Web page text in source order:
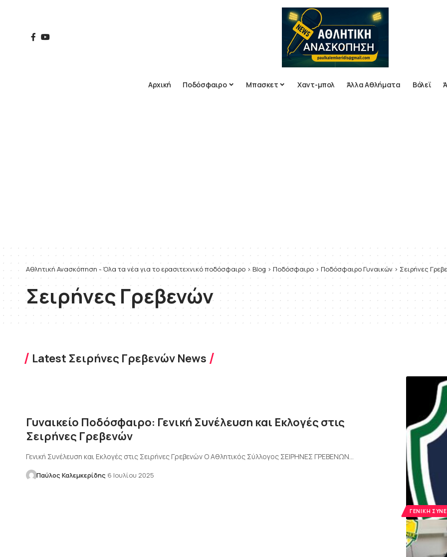
Αρχική Ποδόσφαιρο Μπασκετ Χαντ-μπολ Άλλα Αθλήματα Βόλεϊ
Αθλητική Ανασκόπηση - Όλα τα νέα για το ερασιτεχνικό ποδόσφαιρο > Blog >Ποδόσφαιρο > Ποδόσφαιρο Γυναικών> Σειρήνες
Σειρήνες Γρεβενών
Latest Σειρήνες Γρεβενών News
ΓΕΝΙΚΉ
Γυναικείο Ποδόσφαιρο: Γενική Συνέλευση και Εκλογές στις
Σειρήνες Γρεβενών
Γενική Συνέλευση και Εκλογές στις Σειρήνες Γρεβενών Ο Αθλητικός Σύλλογος ΣΕΙΡΗΝΕΣ ΓΡΕΒΕΝΩΝ…
Παύλος Καλεμκερίδης 6 Ιουλίου 2025